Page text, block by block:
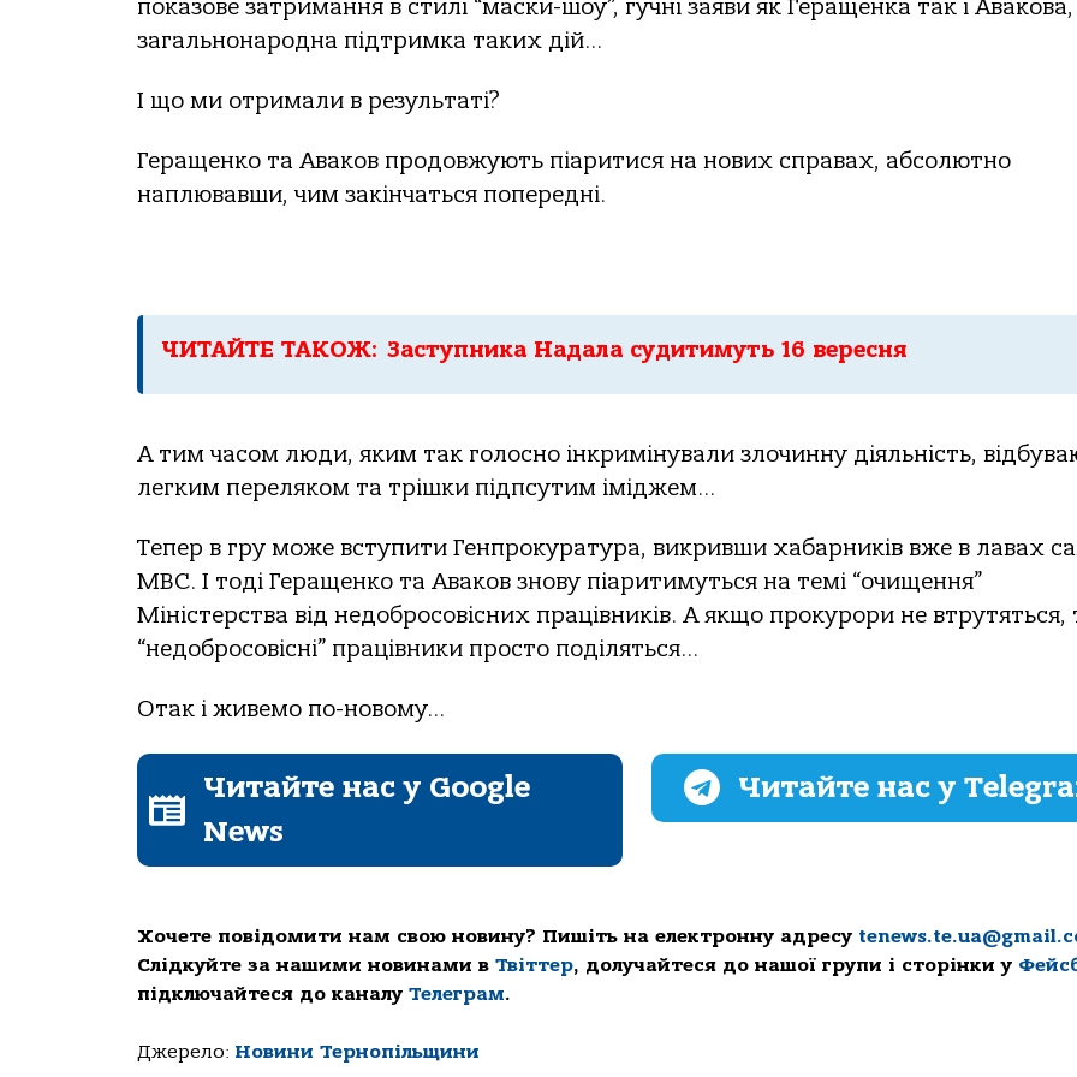
показове затримання в стилі “маски-шоу”, гучні заяви як Геращенка так і Авакова,
загальнонародна підтримка таких дій…
І що ми отримали в результаті?
Геращенко та Аваков продовжують піаритися на нових справах, абсолютно
наплювавши, чим закінчаться попередні.
ЧИТАЙТЕ ТАКОЖ: Заступника Надала судитимуть 16 вересня
А тим часом люди, яким так голосно інкримінували злочинну діяльність,
легким переляком та трішки підпсутим іміджем…
Тепер в гру може вступити Генпрокуратура, викривши хабарників вже в лавах
МВС. І тоді Геращенко та Аваков знову піаритимуться на темі “очищення”
Міністерства від недобросовісних працівників. А якщо прокурори не втрутяться,
“недобросовісні” працівники просто поділяться…
Отак і живемо по-новому…
Читайте нас у Google
News
Читайте нас у
Хочете повідомити нам свою новину? Пишіть на електронну адресу
Слідкуйте за нашими новинами в Твіттер, долучайтеся до нашої групи і сторінки у
підключайтеся до каналу Телеграм.
Джерело: Новини Тернопільщини